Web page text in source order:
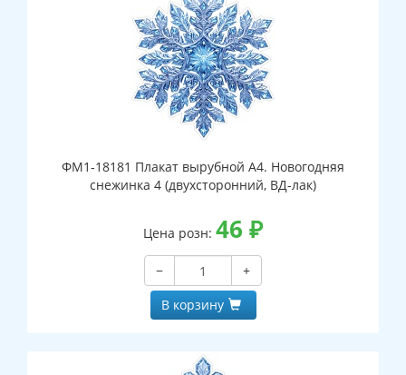
ФМ1-18181 Плакат вырубной А4. Новогодняя
снежинка 4 (двухсторонний, ВД-лак)
Цена розн: 46 ₽
−
+
В корзину